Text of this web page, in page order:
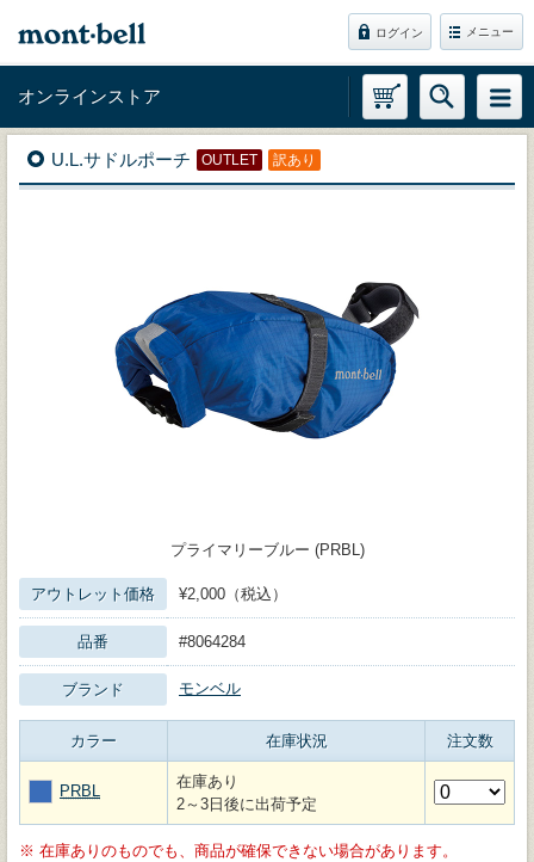
ログイン メニュー
オンラインストア
U.L.サドルポーチ OUTLET 訳あり
プライマリーブルー (PRBL)
アウトレット価格 ¥2,000（税込）
品番 #8064284
ブランド モンベル
カラー 在庫状況 注文数
PRBL
在庫あり
2～3日後に出荷予定
※ 在庫ありのものでも、商品が確保できない場合があります。